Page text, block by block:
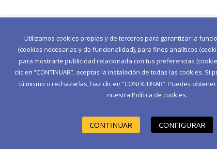
Utilizamos cookies propias y de terceros para garantizar la
(cookies necesarias y de funcionalidad), para fines analíticos
para mostrarte publicidad relacionada con tus preferencias
clic en “CONTINUAR”, aceptas la instalación de todas las cookies.
tú mismo o rechazarlas, haz clic en “CONFIGURAR”. Puedes
nuestra Política de cookies.
CONTINUAR CONFIGURAR